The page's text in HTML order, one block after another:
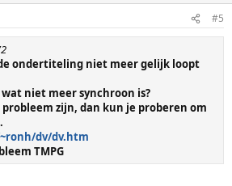
#5
ondertiteling niet meer gelijk loopt
niet meer synchroon is?
zijn, dan kun je proberen om
dv/dv.htm
TMPG